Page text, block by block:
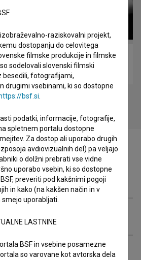
brat (1982)
drama
raziskovalni projekt,
dostopanju do celovitega
filmske produkcije in filmske
sodelovali slovenski filmski
besedili, fotografijami,
drugimi vsebinami, ki so dostopne
https://bsf.si
podatki, informacije, fotografije,
spletnem portalu dostopne
Za dostop ali uporabo drugih
avdiovizualnih del) pa veljajo
o dolžni prebrati vse vidne
uporabo vsebin, ki so dostopne
preveriti pod kakšnimi pogoji
in kako (na kakšen način in v
uporabljati.
LASTNINE
BSF in vsebine posamezne
so varovane kot avtorska dela